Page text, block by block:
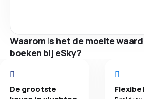
Waarom is het de moeite
boeken bij eSky?
De grootste